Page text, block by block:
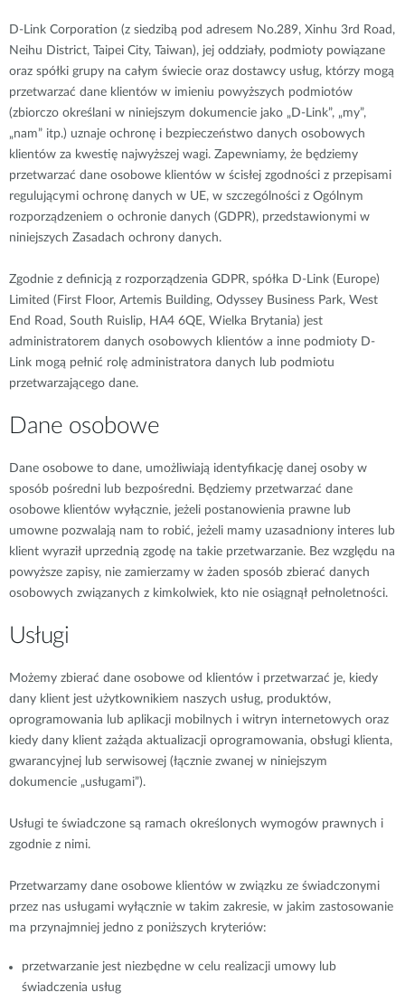
D-Link Corporation (z siedzibą pod adresem No.289, Xinhu 3rd Road,
Neihu District, Taipei City, Taiwan), jej oddziały, podmioty powiązane
oraz spółki grupy na całym świecie oraz dostawcy usług, którzy mogą
przetwarzać dane klientów w imieniu powyższych podmiotów
(zbiorczo określani w niniejszym dokumencie jako „D-Link”, „my”,
„nam” itp.) uznaje ochronę i bezpieczeństwo danych osobowych
klientów za kwestię najwyższej wagi. Zapewniamy, że będziemy
przetwarzać dane osobowe klientów w ścisłej zgodności z przepisami
regulującymi ochronę danych w UE, w szczególności z Ogólnym
rozporządzeniem o ochronie danych (GDPR), przedstawionymi w
niniejszych Zasadach ochrony danych.
Zgodnie z definicją z rozporządzenia GDPR, spółka D-Link (Europe)
Limited (First Floor, Artemis Building, Odyssey Business Park, West
End Road, South Ruislip, HA4 6QE, Wielka Brytania) jest
administratorem danych osobowych klientów a inne podmioty D-
Link mogą pełnić rolę administratora danych lub podmiotu
przetwarzającego dane.
Dane osobowe
Dane osobowe to dane, umożliwiają identyfikację danej osoby w
sposób pośredni lub bezpośredni. Będziemy przetwarzać dane
osobowe klientów wyłącznie, jeżeli postanowienia prawne lub
umowne pozwalają nam to robić, jeżeli mamy uzasadniony interes lub
klient wyraził uprzednią zgodę na takie przetwarzanie. Bez względu na
powyższe zapisy, nie zamierzamy w żaden sposób zbierać danych
osobowych związanych z kimkolwiek, kto nie osiągnął pełnoletności.
Usługi
Możemy zbierać dane osobowe od klientów i przetwarzać je, kiedy
dany klient jest użytkownikiem naszych usług, produktów,
oprogramowania lub aplikacji mobilnych i witryn internetowych oraz
kiedy dany klient zażąda aktualizacji oprogramowania, obsługi klienta,
gwarancyjnej lub serwisowej (łącznie zwanej w niniejszym
dokumencie „usługami”).
Usługi te świadczone są ramach określonych wymogów prawnych i
zgodnie z nimi.
Przetwarzamy dane osobowe klientów w związku ze świadczonymi
przez nas usługami wyłącznie w takim zakresie, w jakim zastosowanie
ma przynajmniej jedno z poniższych kryteriów:
przetwarzanie jest niezbędne w celu realizacji umowy lub
świadczenia usług